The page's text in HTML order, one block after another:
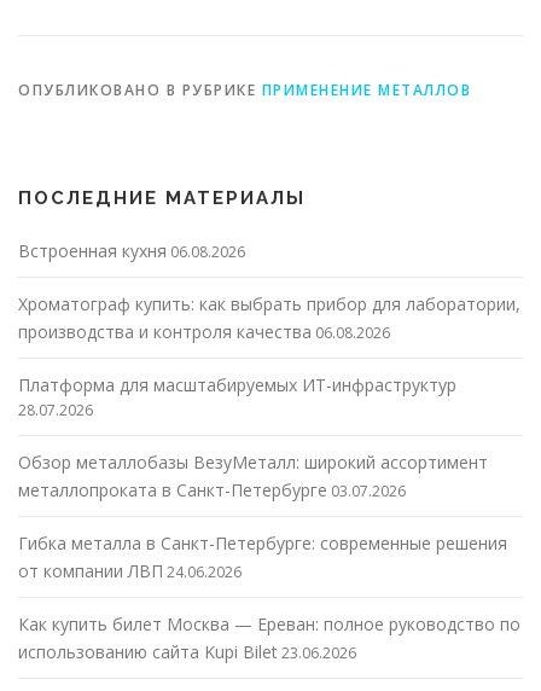
ОПУБЛИКОВАНО В РУБРИКЕ ПРИМЕНЕНИЕ МЕТАЛЛОВ
ПОСЛЕДНИЕ МАТЕРИАЛЫ
Встроенная кухня 06.08.2026
Хроматограф купить: как выбрать прибор для лаборатории,
производства и контроля качества 06.08.2026
Платформа для масштабируемых ИТ-инфраструктур
28.07.2026
Обзор металлобазы ВезуМеталл: широкий ассортимент
металлопроката в Санкт-Петербурге 03.07.2026
Гибка металла в Санкт-Петербурге: современные решения
от компании ЛВП 24.06.2026
Как купить билет Москва — Ереван: полное руководство по
использованию сайта Kupi Bilet23.06.2026